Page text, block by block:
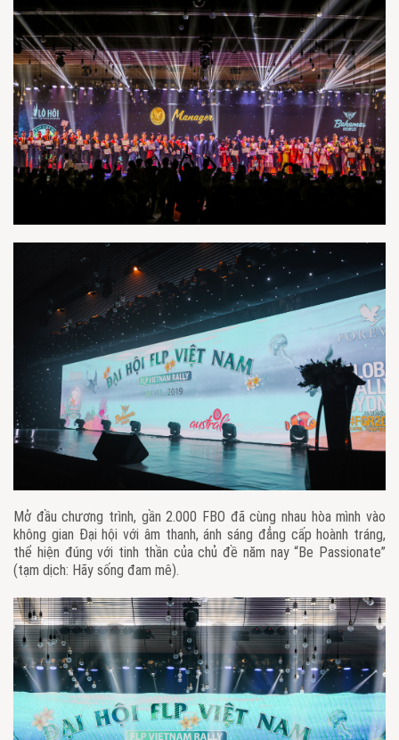
Mở đầu chương trình, gần 2.000 FBO đã cùng nhau hòa mình vào
không gian Đại hội với âm thanh, ánh sáng đẳng cấp hoành tráng,
thể hiện đúng với tinh thần của chủ đề năm nay “Be Passionate”
(tạm dịch: Hãy sống đam mê).